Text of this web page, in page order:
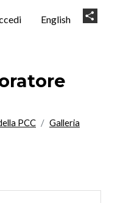
English
PCC Galleria